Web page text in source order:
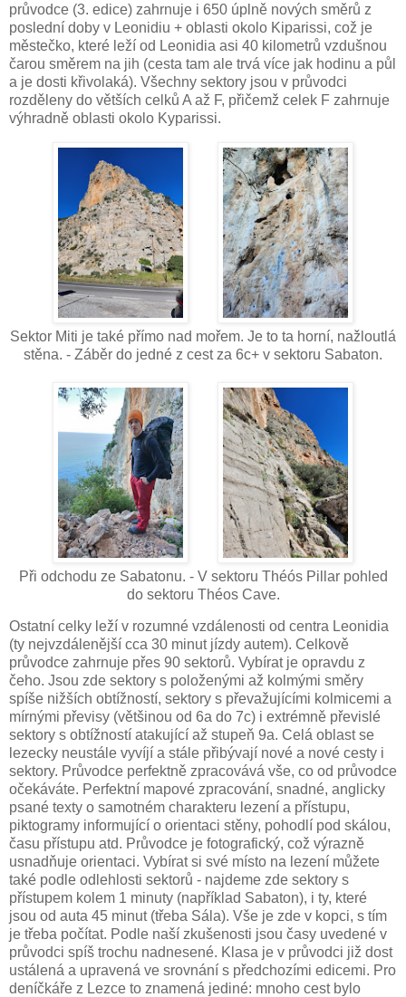
průvodce (3. edice) zahrnuje i 650 úplně nových směrů z
poslední doby v Leonidiu + oblasti okolo Kiparissi, což je
městečko, které leží od Leonidia asi 40 kilometrů vzdušnou
čarou směrem na jih (cesta tam ale trvá více jak hodinu a půl
a je dosti křivolaká). Všechny sektory jsou v průvodci
rozděleny do větších celků A až F, přičemž celek F zahrnuje
výhradně oblasti okolo Kyparissi.
Sektor Miti je také přímo nad mořem. Je to ta horní, nažloutlá
stěna. - Záběr do jedné z cest za 6c+ v sektoru Sabaton.
Při odchodu ze Sabatonu. - V sektoru Théós Pillar pohled
do sektoru Théos Cave.
Ostatní celky leží v rozumné vzdálenosti od centra Leonidia
(ty nejvzdálenější cca 30 minut jízdy autem). Celkově
průvodce zahrnuje přes 90 sektorů. Vybírat je opravdu z
čeho. Jsou zde sektory s položenými až kolmými směry
spíše nižších obtížností, sektory s převažujícími kolmicemi a
mírnými převisy (většinou od 6a do 7c) i extrémně převislé
sektory s obtížností atakující až stupeň 9a. Celá oblast se
lezecky neustále vyvíjí a stále přibývají nové a nové cesty i
sektory. Průvodce perfektně zpracovává vše, co od průvodce
očekáváte. Perfektní mapové zpracování, snadné, anglicky
psané texty o samotném charakteru lezení a přístupu,
piktogramy informující o orientaci stěny, pohodlí pod skálou,
času přístupu atd. Průvodce je fotografický, což výrazně
usnadňuje orientaci. Vybírat si své místo na lezení můžete
také podle odlehlosti sektorů - najdeme zde sektory s
přístupem kolem 1 minuty (například Sabaton), i ty, které
jsou od auta 45 minut (třeba Sála). Vše je zde v kopci, s tím
je třeba počítat. Podle naší zkušenosti jsou časy uvedené v
průvodci spíš trochu nadnesené. Klasa je v průvodci již dost
ustálená a upravená ve srovnání s předchozími edicemi. Pro
deníčkáře z Lezce to znamená jediné: mnoho cest bylo